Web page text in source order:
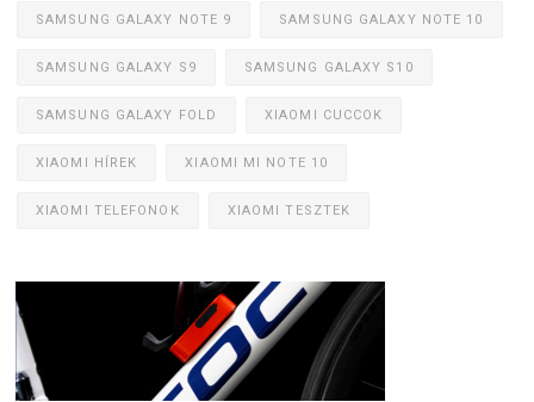
SAMSUNG GALAXY NOTE 9 SAMSUNG GALAXY NOTE 10
SAMSUNG GALAXY S9 SAMSUNG GALAXY S10
SAMSUNG GALAXY FOLD XIAOMI CUCCOK
XIAOMI HÍREK XIAOMI MI NOTE 10
XIAOMI TELEFONOK XIAOMI TESZTEK